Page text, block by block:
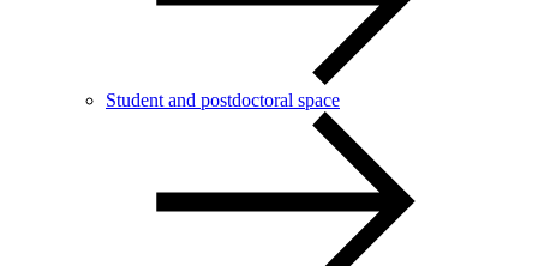
Student and postdoctoral space